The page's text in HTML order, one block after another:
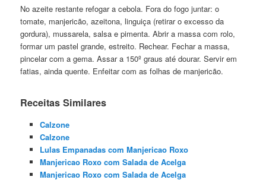
No azeite restante refogar a cebola. Fora do fogo juntar: o
tomate, manjericão, azeitona, linguiça (retirar o excesso da
gordura), mussarela, salsa e pimenta. Abrir a massa com rolo,
formar um pastel grande, estreito. Rechear. Fechar a massa,
pincelar com a gema. Assar a 150º graus até dourar. Servir em
fatias, ainda quente. Enfeitar com as folhas de manjericão.
Receitas Similares
Calzone
Calzone
Lulas Empanadas com Manjericao Roxo
Manjericao Roxo com Salada de Acelga
Manjericao Roxo com Salada de Acelga